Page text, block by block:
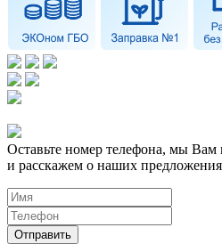
Оставьте номер телефона, мы Вам
и расскажем о наших